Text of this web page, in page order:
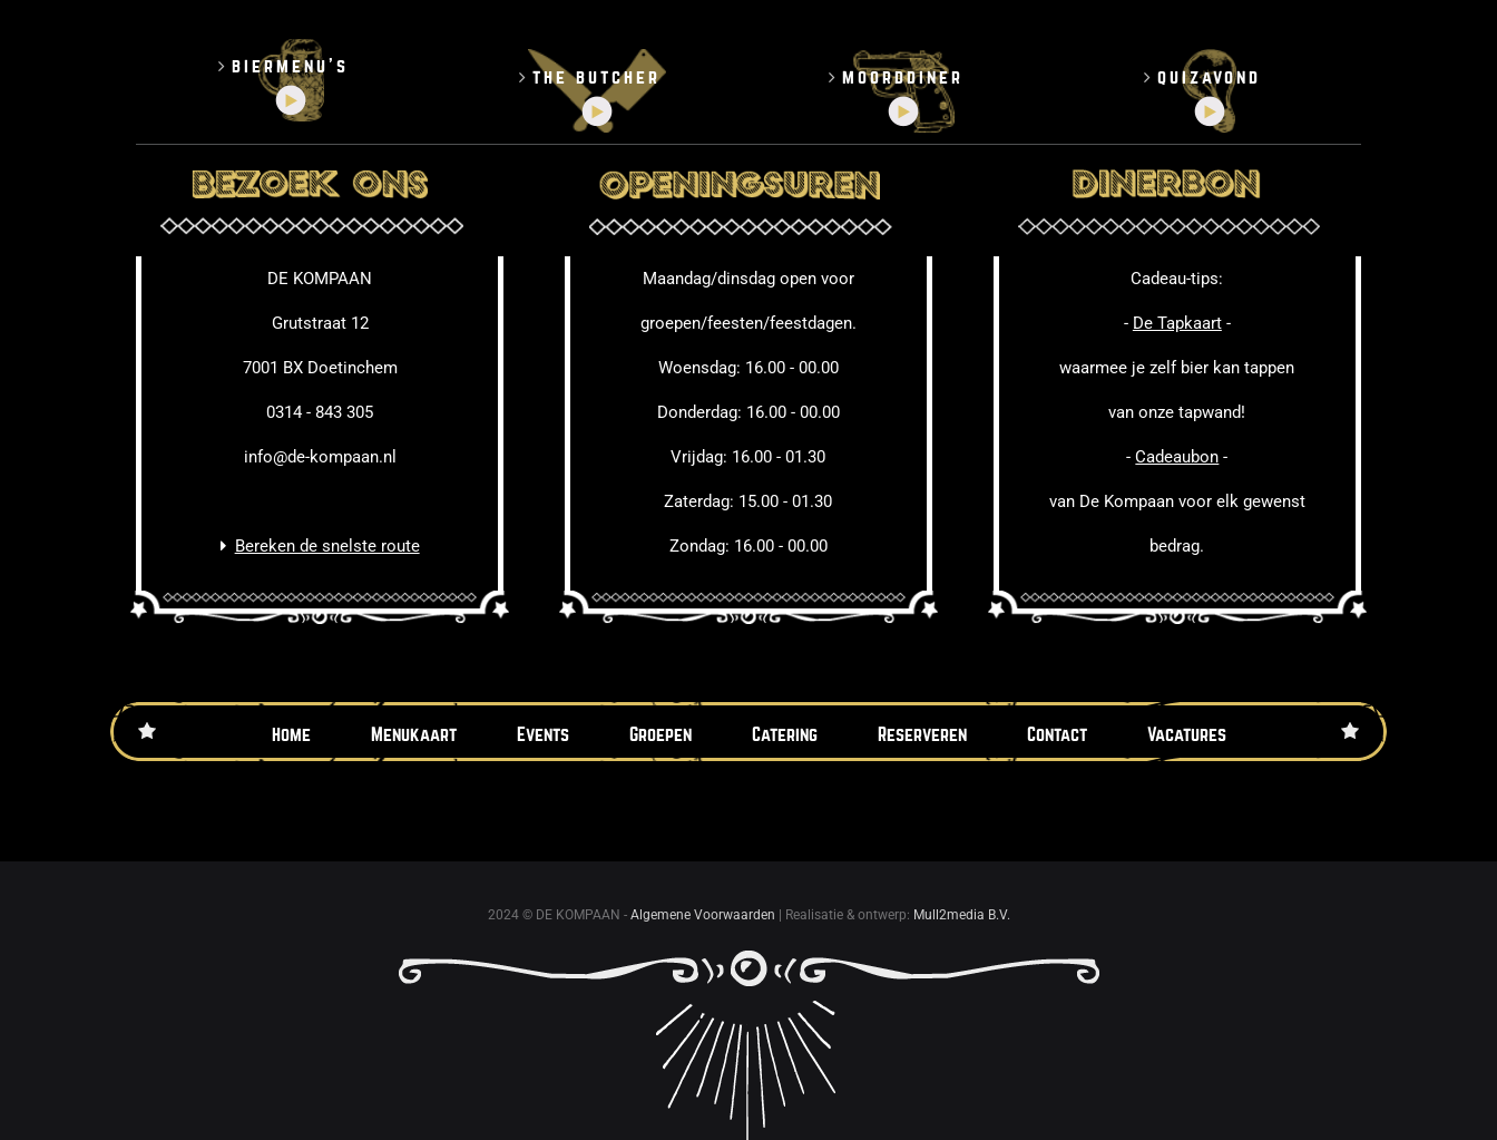
biermenu’s
the butcher moorddiner quizavond
DE KOMPAAN
Grutstraat 12
7001 BX Doetinchem
0314 - 843 305
info@de-kompaan.nl
Bereken de snelste route
Maandag/dinsdag open voor
groepen/feesten/feestdagen.
Woensdag: 16.00 - 00.00
Donderdag: 16.00 - 00.00
Vrijdag: 16.00 - 01.30
Zaterdag: 15.00 - 01.30
Zondag: 16.00 - 00.00
Cadeau-tips:
- De Tapkaart-
waarmee je zelf bier kan tappen
van onze tapwand!
-Cadeaubon -
van De Kompaan voor elk gewenst
bedrag.
Home Menukaart Events Groepen Catering Reserveren Contact Vacatures
2024 © DE KOMPAAN - Algemene Voorwaarden | Realisatie & ontwerp: Mull2media B.V.